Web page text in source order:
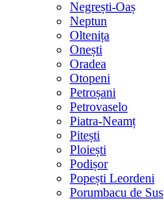
Negrești-Oaș
Neptun
Oltenița
Onești
Oradea
Otopeni
Petroșani
Petrovaselo
Piatra-Neamț
Pitești
Ploiești
Podișor
Popești Leordeni
Porumbacu de Sus